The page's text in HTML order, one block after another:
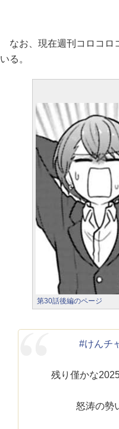
なお、現在週刊コロコロ
いる。
第30話後編のページ
#けんチ
残り僅かな
怒涛の勢